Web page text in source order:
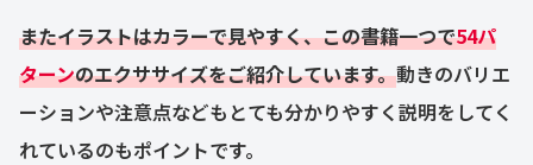
またイラストはカラーで見やすく、この書籍一つで54パ
ターンのエクササイズをご紹介しています。動きのバリエ
ーションや注意点などもとても分かりやすく説明をしてく
れているのもポイントです。